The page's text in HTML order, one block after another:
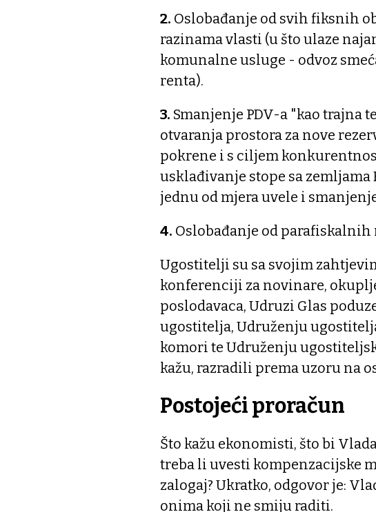
2. Oslobađanje od svih fiksnih
razinama vlasti (u što ulaze
komunalne usluge - odvoz
renta).
3. Smanjenje PDV-a "kao trajna
otvaranja prostora za nove
pokrene i s ciljem
usklađivanje stope sa zemljama
jednu od mjera uvele i
4. Oslobađanje od parafiskalnih
Ugostitelji su sa svojim
konferenciji za novinare,
poslodavaca, Udruzi Glas
ugostitelja, Udruženju
komori te Udruženju
kažu, razradili prema uzoru na
Postojeći proračun
Što kažu ekonomisti, što bi
treba li uvesti kompenzacijske
zalogaj? Ukratko, odgovor je:
onima koji ne smiju raditi.